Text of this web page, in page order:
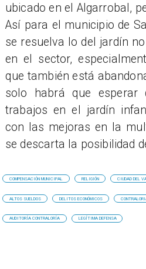
ubicado en el Algarrobal,
Así para el municipio de
se resuelva lo del jardín
en el sector,
que también está
solo habrá que esperar
trabajos en el jardín
con las mejoras en la
se descarta la posibilidad
COMPENSACIÓN MUNICIPAL RELIGIÓN CIUDAD DEL
ALTOS SUELDOS DELITOS ECONÓMICOS
AUDITORÍA CONTRALORÍA LEGÍTIMA DEFENSA